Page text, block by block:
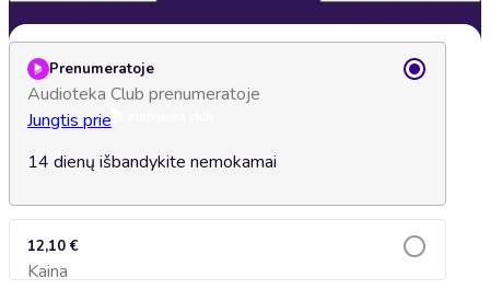
Prenumeratoje
Audioteka Club prenumeratoje
Jungtis prie
14 dienų išbandykite nemokamai
12,10 €
Kaina Įsidėti į krepšelį